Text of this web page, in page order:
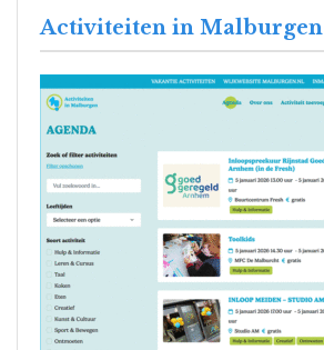
Activiteiten in Malburgen